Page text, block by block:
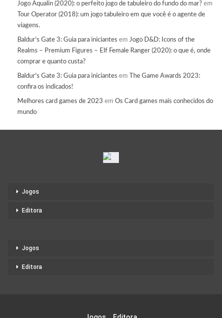
Jogo Aqualin (2020): o perfeito jogo de tabuleiro do fundo do mar? em
Tour Operator (2018): um jogo tabuleiro em que você é o agente de
viagens.
Baldur's Gate 3: Guia para iniciantes em Jogo D&D: Icons of the
Realms – Premium Figures – Elf Female Ranger (2020): o que é, onde
comprar e quanto custa?
Baldur's Gate 3: Guia para iniciantes em
The Game Awards 2023:
confira os indicados!
Melhores card games de 2023 em Os Card games mais conhecidos do
mundo
Jogos
Editora
Jogos
Editora